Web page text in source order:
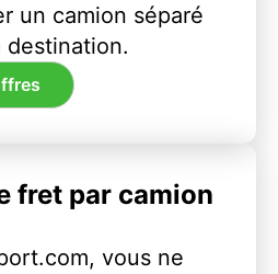
un camion séparé
destination.
fret par camion
vous ne